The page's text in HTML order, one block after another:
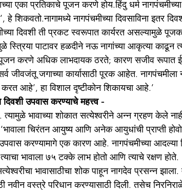
एका प्रतिकाचे पूजन करणे होय.हिंदु धर्म नागपंचमीच्या
शिकवतो.नागामध्ये नागपंचमीच्या दिवसाविना इतर
दिवशी ती प्रकट स्वरूपात कार्यरत असल्यामुळे
स्त्रिया पाटावर हळदीने नऊ नागांच्या आकृत्या काढून
पूजन करणे अधिक लाभदायक ठरते; कारण सजीव रूपात
जगाच्या कार्यासाठी पूरक आहेत. नागपंचमीला
करत आहे’, हा विशाल दृष्टीकोन शिकायचा आहे.’
दिवशी उपवास करण्याचे महत्त्व -
त्यामुळे भावाच्या शोकात सत्येश्‍वरीने अन्न ग्रहण केले
‘भावाला चिरंतन आयुष्य आणि अनेक आयुधांची प्राप्ती
करण्यामागे एक कारण आहे. नागपंचमीच्या आदल्या
भावाला ७५ टक्के लाभ होतो आणि त्याचे रक्षण होते.
भावासाठीचा शोक पाहून नागदेव प्रसन्न झाला.
वस्त्रे परिधान करण्यासाठी दिली. तसेच